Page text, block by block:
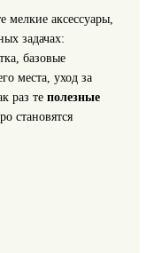
мелкие аксессуары,
задачах:
базовые
места, уход за
раз те полезные
становятся